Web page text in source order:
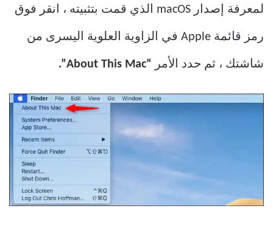
لمعرفة إصدار macOS الذي قمت بتثبيته ، انقر فوق
رمز قائمة Apple في الزاوية العلوية اليسرى من
شاشتك ، ثم حدد الأمر “About This Mac”.